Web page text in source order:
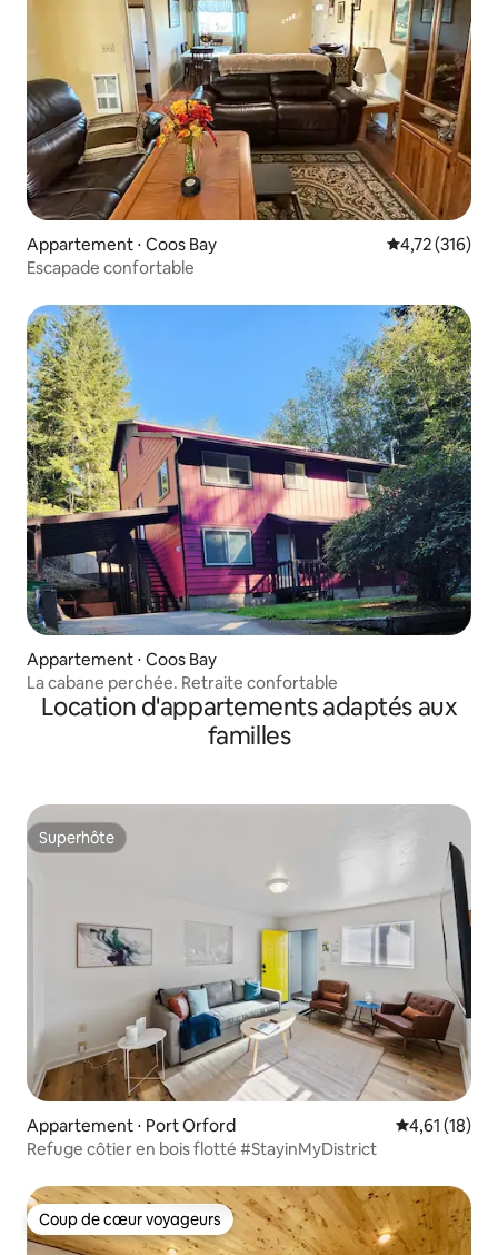
Appartement ⋅ Coos Bay Évaluation
4,72 (316)
Escapade confortable
Appartement ⋅ Coos Bay
La cabane perchée. Retraite confortable
Location d'appartements adaptés aux
familles
Superhôte
Superhôte
Appartement ⋅ Port Orford Évaluation
4,61 (18)
Refuge côtier en bois flotté #StayinMyDistrict
Coup de cœur voyageurs
Coup de cœur voyageurs